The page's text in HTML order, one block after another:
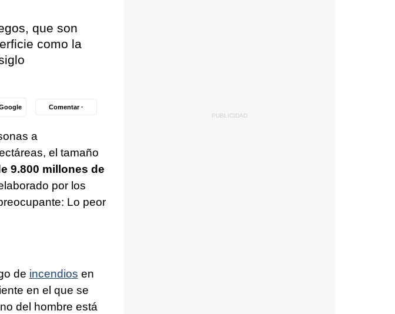
que son
como la
Comentar ·
a
el tamaño
9.800 millones de
por los
Lo peor
de incendios en
en el que se
del hombre está